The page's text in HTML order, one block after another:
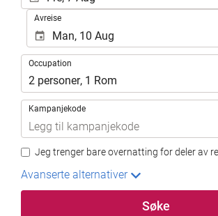
Avreise
Occupation
Occupation
2 personer, 1 Rom
Kampanjekode
Jeg trenger bare overnatting for deler av
Avanserte alternativer
Søke